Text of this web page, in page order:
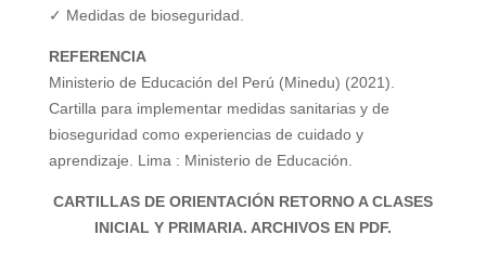
✓ Medidas de bioseguridad.
REFERENCIA
Ministerio de Educación del Perú (Minedu) (2021).
Cartilla para implementar medidas sanitarias y de
bioseguridad como experiencias de cuidado y
aprendizaje. Lima : Ministerio de Educación.
CARTILLAS DE ORIENTACIÓN RETORNO A CLASES
INICIAL Y PRIMARIA. ARCHIVOS EN PDF.